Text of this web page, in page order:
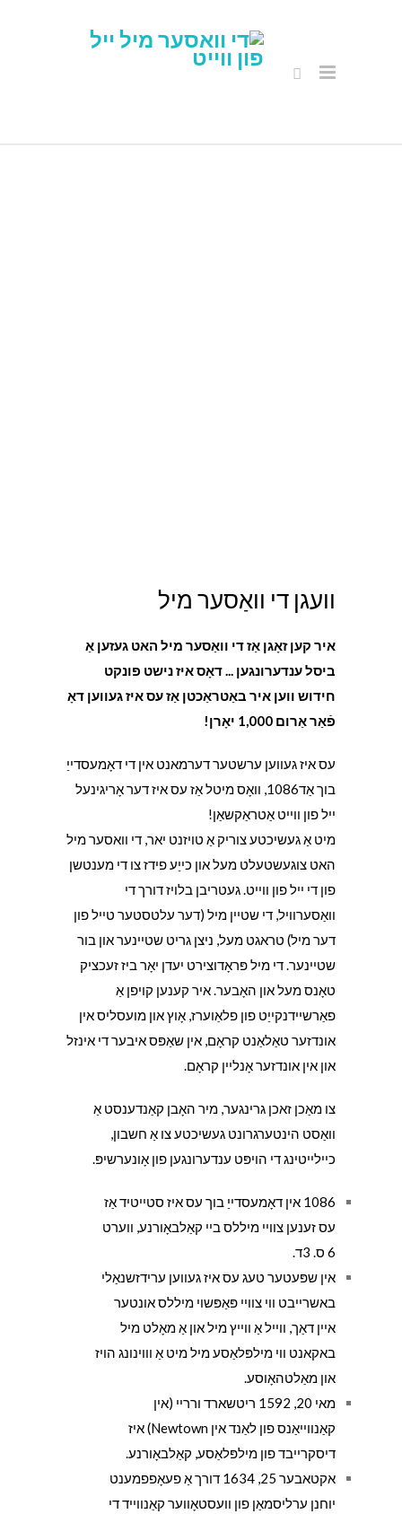
וועגן די וואַסער מיל
איר קען זאָגן אַז די וואַסער מיל האט געזען אַ
ביסל ענדערונגען ... דאָס איז נישט פּונקט
חידוש ווען איר באַטראַכטן אַז עס איז געווען דאָ
פֿאַר אַרום 1,000 יאָרן!
עס איז געווען ערשטער דערמאנט אין די דאָמעסדייַ
בוך אַד1086, וואָס מיטל אַז עס איז דער אָריגינעל
ייל פון ווייט אַטראַקשאַן!
מיט אַ געשיכטע צוריק אַ טויזנט יאר, די וואסער מיל
האט צוגעשטעלט מעל און כייַע פידז צו די מענטשן
פון די ייל פון ווייט. געטריבן בלויז דורך די
וואַסערוויל, די שטיין מיל (דער עלטסטער טייל פון
דער מיל) טראגט מעל, ניצן גריט שטיינער און בור
שטיינער. די מיל פּראָדוצירט יעדן יאָר ביז זעכציק
טאָנס מעל און האָבער. איר קענען קויפן אַ
פאַרשיידנקייַט פון פלאַוערז, אָוץ און מועסליס אין
אונדזער טאַלאַנט קראָם, אין שאַפּס איבער די אינזל
און אין אונדזער אָנליין קראָם.
צו מאַכן זאכן גרינגער, מיר האָבן קאַנדענסט אַ
וואַסט הינטערגרונט געשיכטע צו אַ חשבון,
כיילייטינג די הויפּט ענדערונגען פון אָונערשיפּ.
1086 אין דאָמעסדייַ בוך עס איז סטייטיד אַז
עס זענען צוויי מיללס ביי קאַלבאָורנע, ווערט
6 ס. 3ד.
אין שפּעטער טעג עס איז געווען ערידזשנאַלי
באשרייבט ווי צוויי פּאַפּשוי מיללס אונטער
איין דאַך, ווייל אַ ווייץ מיל און אַ מאָלט מיל
באקאנט ווי מילפּלאַסע מיל מיט אַ וווינונג הויז
און מאַלטהאָוסע.
מאי 20, 1592 ריטשארד ורריי (אין
קאַנווייאַנס פון לאַנד אין Newtown) איז
דיסקרייבד פון מילפּלאַסע, קאַלבאָורנע.
אקטאבער 25, 1634 דורך אַ פעאָפפמענט
יוחנן ערליסמאַן פון וועסטאָווער קאַנווייד די